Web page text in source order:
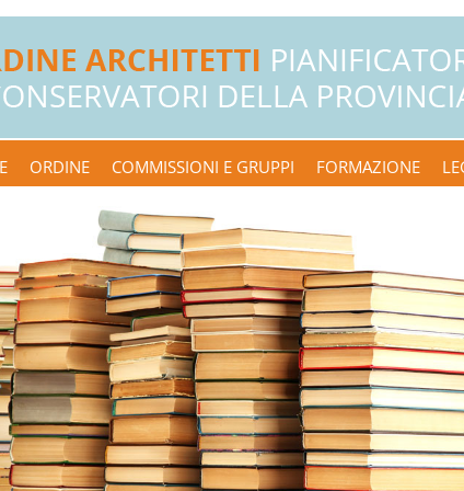
ORDINE COMMISSIONI E GRUPPI FORMAZIONE